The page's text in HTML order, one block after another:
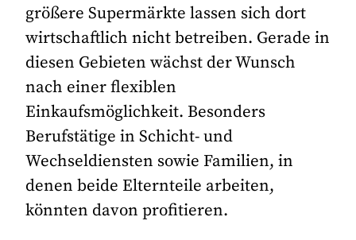
größere Supermärkte lassen sich dort
wirtschaftlich nicht betreiben. Gerade in
diesen Gebieten wächst der Wunsch
nach einer flexiblen
Einkaufsmöglichkeit. Besonders
Berufstätige in Schicht- und
Wechseldiensten sowie Familien, in
denen beide Elternteile arbeiten,
könnten davon profitieren.